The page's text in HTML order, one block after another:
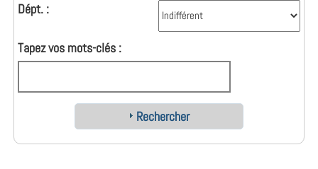
Dépt. :
Tapez vos mots-clés :
Rechercher